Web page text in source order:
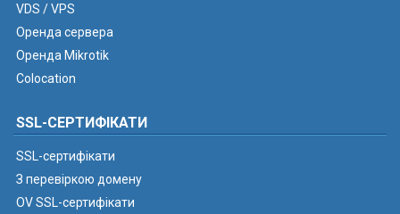
VDS / VPS
Оренда сервера
Оренда Mikrotik
Colocation
SSL-СЕРТИФІКАТИ
SSL-сертифікати
З перевіркою домену
OV SSL-сертифікати